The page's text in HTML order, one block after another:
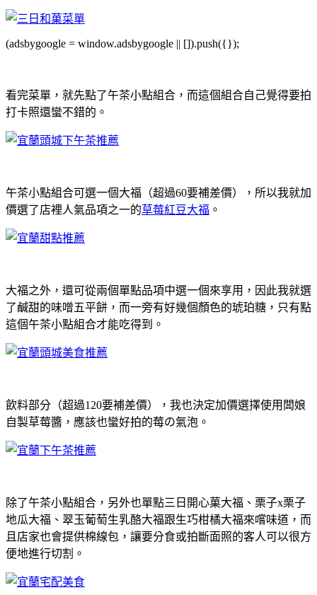
(adsbygoogle = window.adsbygoogle || []).push({});
看完菜單，就先點了午茶小點組合，而這個組合自己覺得要拍
打卡照還蠻不錯的。
午茶小點組合可選一個大福（超過60要補差價），所以我就加
價選了店裡人氣品項之一的草莓紅豆大福 。
大福之外，還可從兩個單點品項中選一個來享用，因此我就選
了鹹甜的味噌五平餅，而一旁有好幾個顏色的琥珀糖，只有點
這個午茶小點組合才能吃得到。
飲料部分（超過120要補差價），我也決定加價選擇使用闆娘
自製草莓醬，應該也蠻好拍的莓の氣泡。
除了午茶小點組合，另外也單點三日開心菓大福、栗子x栗子
地瓜大福、翠玉葡萄生乳酪大福跟生巧柑橘大福來嚐味道，而
且店家也會提供棉線包，讓要分食或拍斷面照的客人可以很方
便地進行切割。